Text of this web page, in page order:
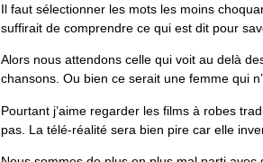
Il faut sélectionner les mots les moins
suffirait de comprendre ce qui est dit pour
Alors nous attendons celle qui voit au delà
chansons. Ou bien ce serait une femme qui
Pourtant j’aime regarder les films à robes
pas. La télé-réalité sera bien pire car elle